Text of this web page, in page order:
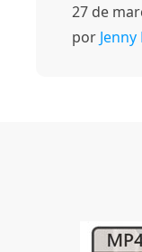
27 de
por Jenny